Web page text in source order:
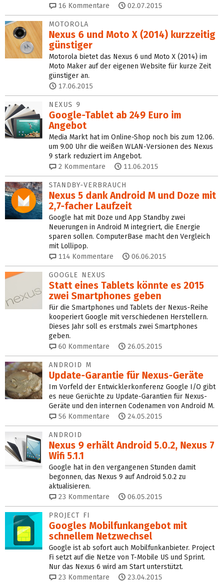
16 Kommentare 02.07.2015
MOTOROLA
Nexus 6 und Moto X (2014) kurzzeitig
günstiger
Motorola bietet das Nexus 6 und Moto X (2014) im
Moto Maker auf der eigenen Website für kurze Zeit
günstiger an.
17.06.2015
NEXUS 9
Google-Tablet ab 249 Euro im
Angebot
Media Markt hat im Online-Shop noch bis zum 12.06.
um 9.00 Uhr die weißen WLAN-Versionen des Nexus
9 stark reduziert im Angebot.
2 Kommentare 11.06.2015
STANDBY-VERBRAUCH
Nexus 5 dank Android M und Doze mit
2,7‑facher Laufzeit
Google hat mit Doze und App Standby zwei
Neuerungen in Android M integriert, die Energie
sparen sollen. ComputerBase macht den Vergleich
mit Lollipop.
114 Kommentare 06.06.2015
GOOGLE NEXUS
Statt eines Tablets könnte es 2015
zwei Smartphones geben
Für die Smartphones und Tablets der Nexus-Reihe
kooperiert Google mit verschiedenen Herstellern.
Dieses Jahr soll es erstmals zwei Smartphones
geben.
60 Kommentare 26.05.2015
ANDROID M
Update-Garantie für Nexus-Geräte
Im Vorfeld der Entwicklerkonferenz Google I/O gibt
es neue Gerüchte zu Update-Garantien für Nexus-
Geräte und den internen Codenamen von Android M.
56 Kommentare 24.05.2015
ANDROID
Nexus 9 erhält Android 5.0.2, Nexus 7
Wifi 5.1.1
Google hat in den vergangenen Stunden damit
begonnen, das Nexus 9 auf Android 5.0.2 zu
aktualisieren.
23 Kommentare 06.05.2015
PROJECT FI
Googles Mobilfunkangebot mit
schnellem Netzwechsel
Google ist ab sofort auch Mobilfunkanbieter. Project
Fi setzt auf die Netze von T-Mobile US und Sprint.
Nur das Nexus 6 wird am Start unterstützt.
23 Kommentare 23.04.2015